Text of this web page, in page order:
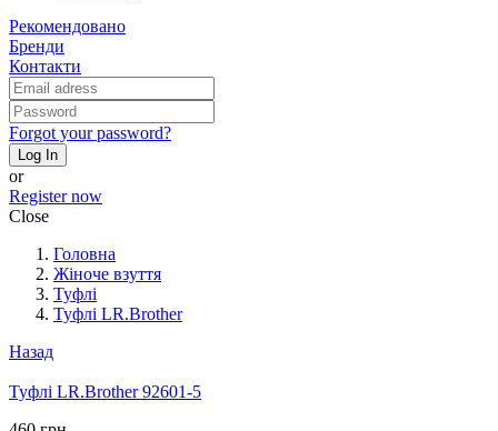
Рекомендовано
Бренди
Контакти
Forgot your password?
Log In
or
Register now
Close
Головна
Жіноче взуття
Туфлі
Туфлі LR.Brother
Назад
Туфлі LR.Brother 92601-5